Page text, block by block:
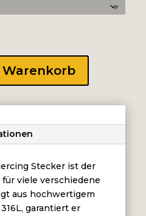
Warenkorb
Stecker ist der
viele verschiedene
aus hochwertigem
garantiert er